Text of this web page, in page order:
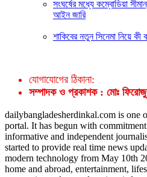
সংঘর্ষের মধ্যে কম্বোডিয়া
আইন জারি
শাকিবের নতুন সিনেমা নিয়ে কী
যোগাযোগের ঠিকানা:
সম্পাদক ও প্রকাশক : মোঃ
dailybangladesherdinkal.com is one
portal. It has begun with
informative and independent
started to provide real time news
modern technology from May 10th
home and abroad, entertainment,